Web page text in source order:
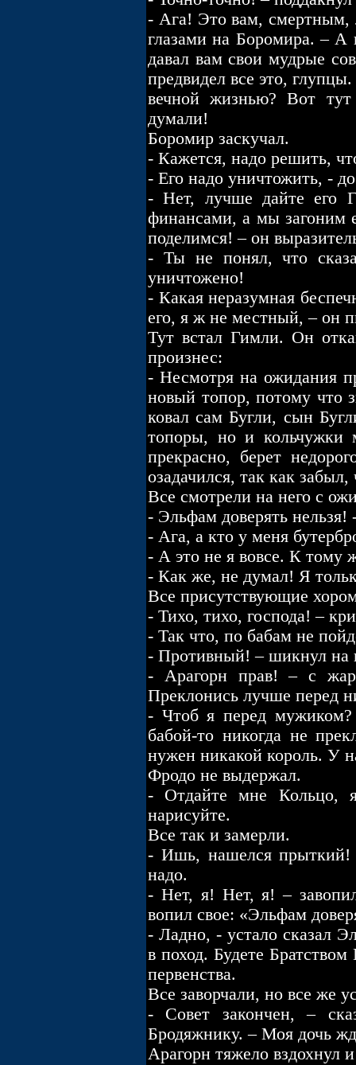
- Ага! Это вам, смертным,
глазами на Боромира. – А
давал вам свои мудрые
предвидел все это,
вечной жизнью? Вот
думали!
Боромир заскучал.
- Кажется, надо решить,
- Его надо уничтожить, -
- Нет, лучше дайте его
финансами, а мы загоним
поделимся! – он
- Ты не понял, что
уничтожено!
- Какая неразумная
его, я ж не местный, – он
Тут встал Гимли. Он
произнес:
- Несмотря на ожидания
новый топор, потому что
ковал сам Бугли, сын
топоры, но и кольчужки
прекрасно, берет
озадачился, так как забыл,
Все смотрели на него с
- Эльфам доверять
- Ага, а кто у меня
- А это не я вовсе. К тому
- Как же, не думал! Я
Все присутствующие
- Тихо, тихо, господа! –
- Так что, по бабам не
- Противный! – шикнул на
- Арагорн прав! – с
Преклонись лучше перед
- Чтоб я перед
бабой-то никогда не
нужен никакой король. У
Фродо не выдержал.
- Отдайте мне Кольцо,
нарисуйте.
Все так и замерли.
- Ишь, нашелся прыткий!
надо.
- Нет, я! Нет, я! –
вопил свое: «Эльфам
- Ладно, - устало сказал
в поход. Будете
первенства.
Все заворчали, но все же
- Совет закончен, –
Бродяжнику. – Моя дочь
Арагорн тяжело вздохнул